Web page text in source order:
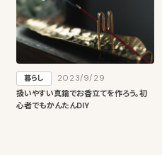
暮らし
2023/9/29
扱いやすい真鍮でお香立てを作ろう。初
心者でもかんたんDIY